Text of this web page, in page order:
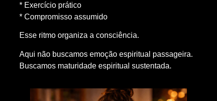
* Exercício prático
* Compromisso assumido
Esse ritmo organiza a consciência.
Aqui não buscamos emoção espiritual passageira.
Buscamos maturidade espiritual sustentada.